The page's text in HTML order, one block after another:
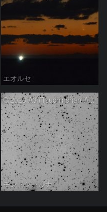
エオルセ
C/2023 A3 (Tsuchinshan-ATLAS)
モンドシャルナ